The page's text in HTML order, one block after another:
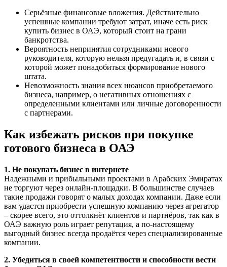
Серьёзные финансовые вложения. Действительно
успешные компании требуют затрат, иначе есть риск
купить бизнес в ОАЭ, который стоит на грани
банкротства.
Вероятность непринятия сотрудниками нового
руководителя, которую нельзя предугадать и, в связи с
которой может понадобиться формирование нового
штата.
Невозможность знания всех нюансов приобретаемого
бизнеса, например, о негативных отношениях с
определенными клиентами или личные договоренности
с партнерами.
Как избежать рисков при покупке
готового бизнеса в ОАЭ
1. Не покупать бизнес в интернете
Надежными и прибыльными проектами в Арабских Эмиратах
не торгуют через онлайн-площадки. В большинстве случаев
такие продажи говорят о малых доходах компании. Даже если
вам удастся приобрести успешную компанию через агрегатор
– скорее всего, это оттолкнёт клиентов и партнёров, так как в
ОАЭ важную роль играет репутация, а по-настоящему
выгодный бизнес всегда продаётся через специализированные
компании.
2. Убедиться в своей компетентности и способности вести